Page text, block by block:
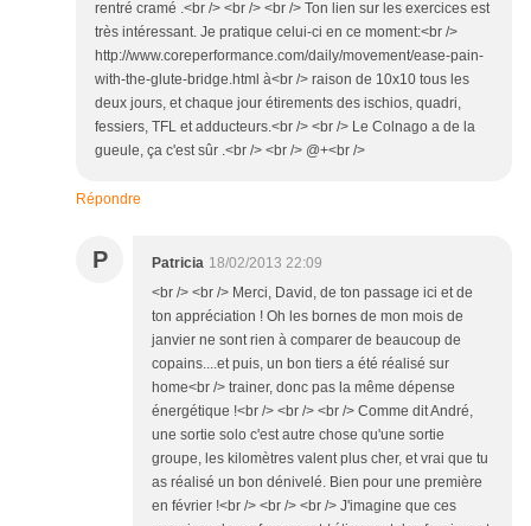
rentré cramé .<br /> <br /> <br /> Ton lien sur les exercices est
très intéressant. Je pratique celui-ci en ce moment:<br />
http://www.coreperformance.com/daily/movement/ease-pain-
with-the-glute-bridge.html à<br /> raison de 10x10 tous les
deux jours, et chaque jour étirements des ischios, quadri,
fessiers, TFL et adducteurs.<br /> <br /> Le Colnago a de la
gueule, ça c'est sûr .<br /> <br /> @+<br />
Répondre
P Patricia 18/02/2013 22:09
<br /> <br /> Merci, David, de ton passage ici et de
ton appréciation ! Oh les bornes de mon mois de
janvier ne sont rien à comparer de beaucoup de
copains....et puis, un bon tiers a été réalisé sur
home<br /> trainer, donc pas la même dépense
énergétique !<br /> <br /> <br /> Comme dit André,
une sortie solo c'est autre chose qu'une sortie
groupe, les kilomètres valent plus cher, et vrai que tu
as réalisé un bon dénivelé. Bien pour une première
en février !<br /> <br /> <br /> J'imagine que ces